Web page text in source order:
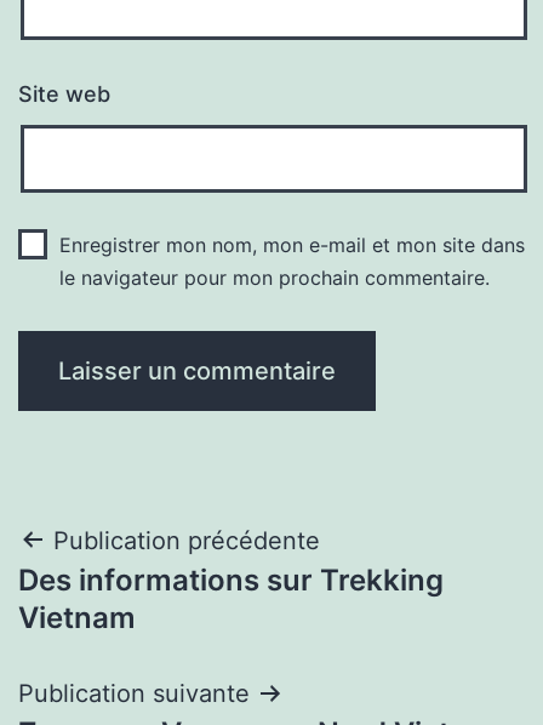
Site web
Enregistrer mon nom, mon e-mail et mon site dans
le navigateur pour mon prochain commentaire.
Navigation
de
Publication précédente
Des informations sur Trekking
Vietnam
Publication suivante